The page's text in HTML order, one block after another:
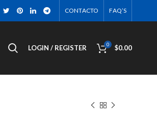
CONTACTO FAQ’S
LOGIN / REGISTER 0 $0.00